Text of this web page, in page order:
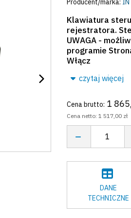
Producent/marka:
Klawiatura
rejestratora.
UWAGA -
programie
Włącz
czytaj więcej
Cena brutto: 1
Cena netto:1 517,00 zł
DANE
TECHNICZNE